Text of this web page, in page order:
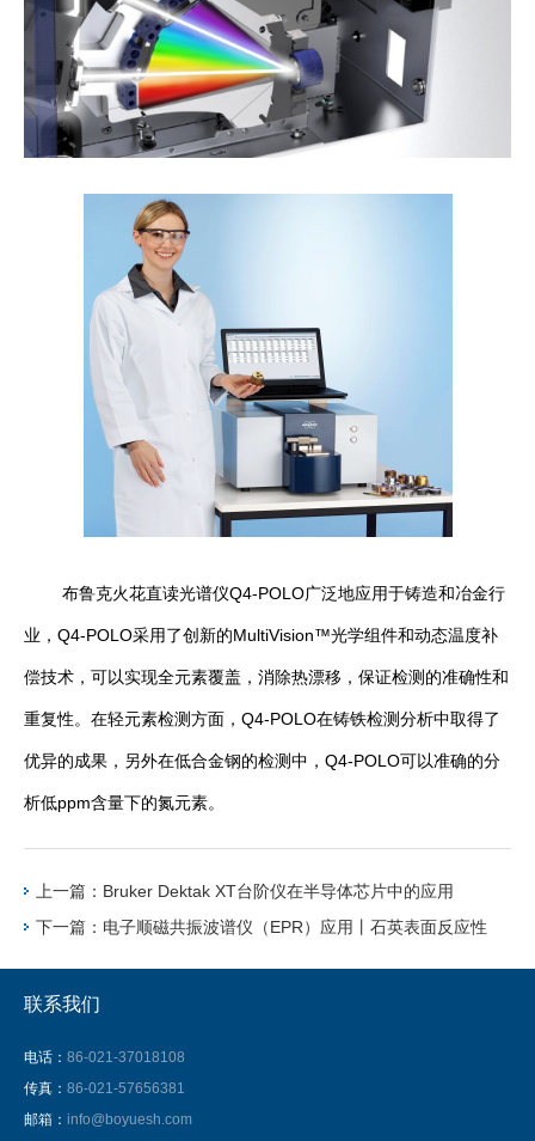
布鲁克火花直读光谱仪Q4-POLO广泛地应用于铸造和冶金行
业，Q4-POLO采用了创新的MultiVision™光学组件和动态温度补
偿技术，可以实现全元素覆盖，消除热漂移，保证检测的准确性和
重复性。在轻元素检测方面，Q4-POLO在铸铁检测分析中取得了
优异的成果，另外在低合金钢的检测中，Q4-POLO可以准确的分
析低ppm含量下的氮元素。
上一篇：Bruker Dektak XT台阶仪在半导体芯片中的应用
下一篇：电子顺磁共振波谱仪（EPR）应用丨石英表面反应性
联系我们
电话： 86-021-37018108
传真： 86-021-57656381
邮箱： info@boyuesh.com